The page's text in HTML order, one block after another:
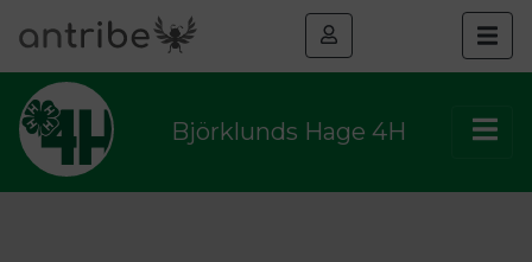
Björklunds Hage 4H